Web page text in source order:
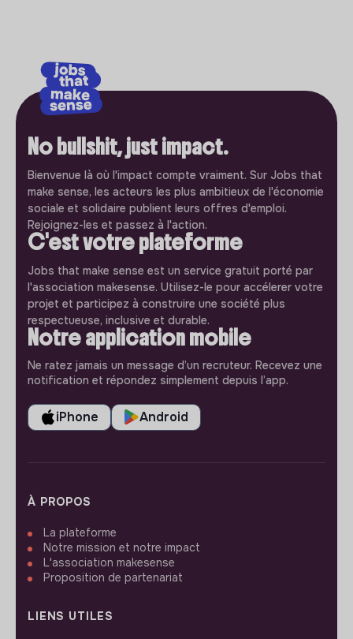
No bullshit, just impact.
Bienvenue là où l'impact compte vraiment. Sur Jobs that
make sense, les acteurs les plus ambitieux de l'économie
sociale et solidaire publient leurs offres d'emploi.
Rejoignez-les et passez à l'action.
C'est votre plateforme
Jobs that make sense est un service gratuit porté par
l'association makesense. Utilisez-le pour accélerer votre
projet et participez à construire une société plus
respectueuse, inclusive et durable.
Notre application mobile
Ne ratez jamais un message d’un recruteur. Recevez une
notification et répondez simplement depuis l’app.
iPhone Android
À PROPOS
La plateforme
Notre mission et notre impact
L'association makesense
Proposition de partenariat
LIENS UTILES